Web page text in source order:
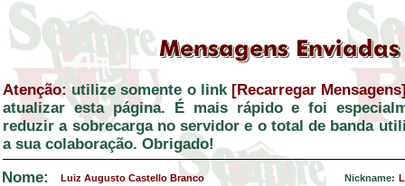
Atenção: utilize somente o link [Recarregar
atualizar esta página. É mais rápido e foi
reduzir a sobrecarga no servidor e o total de banda
a sua colaboração. Obrigado!
Nome:
Luiz Augusto Castello Branco Nickname: